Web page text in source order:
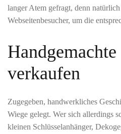
langer Atem gefragt, denn
Webseitenbesucher, um die
verkaufen
Zugegeben, handwerkliches
Wiege gelegt. Wer sich allerdings
kleinen Schlüsselanhänger,